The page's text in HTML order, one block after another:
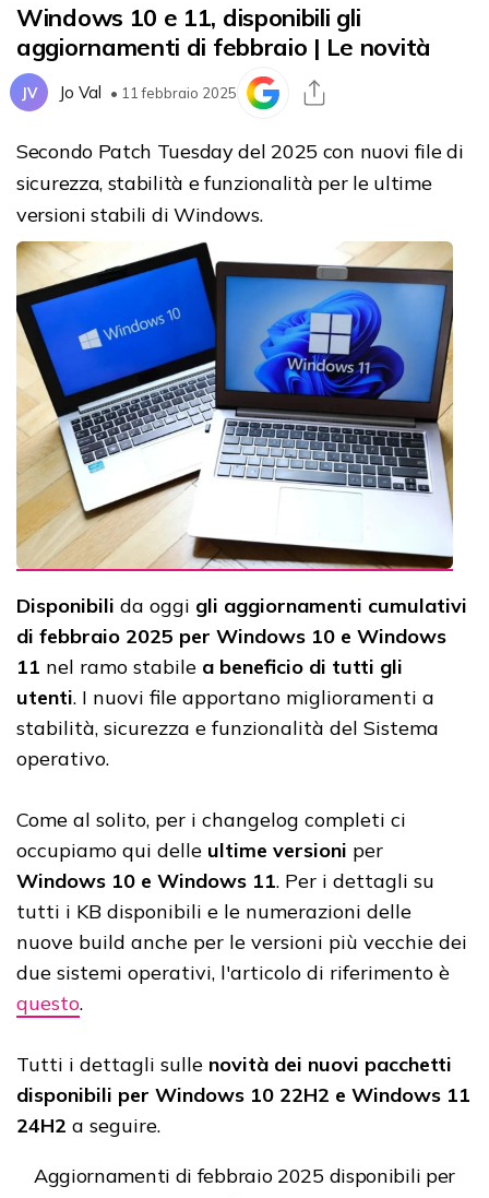
Windows 10 e 11, disponibili gli
aggiornamenti di febbraio | Le novità
JV Jo Val • 11 febbraio 2025
Secondo Patch Tuesday del 2025 con nuovi file di
sicurezza, stabilità e funzionalità per le ultime
versioni stabili di Windows.
Disponibili da oggi gli aggiornamenti cumulativi
di febbraio 2025 per Windows 10 e Windows
11 nel ramo stabile a beneficio di tutti gli
utenti. I nuovi file apportano miglioramenti a
stabilità, sicurezza e funzionalità del Sistema
operativo.
Come al solito, per i changelog completi ci
occupiamo qui delle ultime versioni per
Windows 10 e Windows 11. Per i dettagli su
tutti i KB disponibili e le numerazioni delle
nuove build anche per le versioni più vecchie dei
due sistemi operativi, l'articolo di riferimento è
questo.
Tutti i dettagli sulle novità dei nuovi pacchetti
disponibili per Windows 10 22H2 e Windows 11
24H2 a seguire.
Aggiornamenti di febbraio 2025 disponibili per